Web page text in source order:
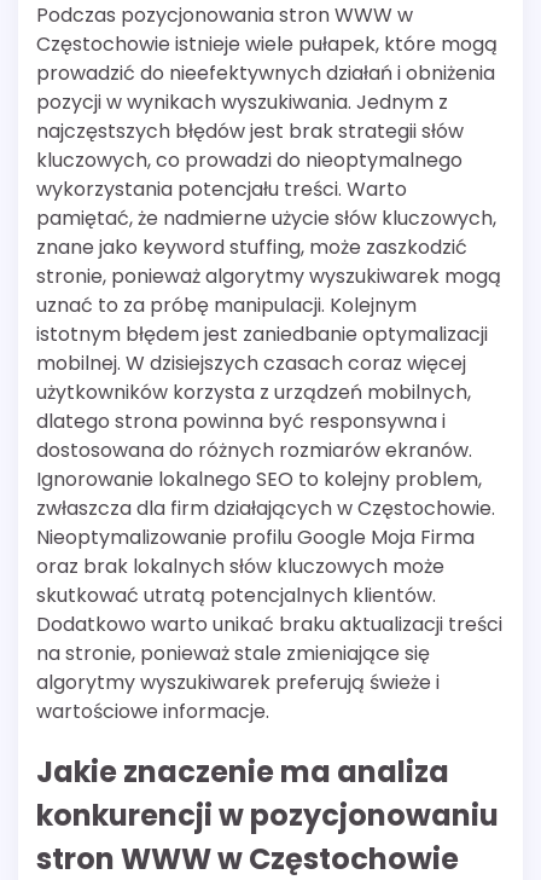
Podczas pozycjonowania stron WWW w
Częstochowie istnieje wiele pułapek, które mogą
prowadzić do nieefektywnych działań i obniżenia
pozycji w wynikach wyszukiwania. Jednym z
najczęstszych błędów jest brak strategii słów
kluczowych, co prowadzi do nieoptymalnego
wykorzystania potencjału treści. Warto
pamiętać, że nadmierne użycie słów kluczowych,
znane jako keyword stuffing, może zaszkodzić
stronie, ponieważ algorytmy wyszukiwarek mogą
uznać to za próbę manipulacji. Kolejnym
istotnym błędem jest zaniedbanie optymalizacji
mobilnej. W dzisiejszych czasach coraz więcej
użytkowników korzysta z urządzeń mobilnych,
dlatego strona powinna być responsywna i
dostosowana do różnych rozmiarów ekranów.
Ignorowanie lokalnego SEO to kolejny problem,
zwłaszcza dla firm działających w Częstochowie.
Nieoptymalizowanie profilu Google Moja Firma
oraz brak lokalnych słów kluczowych może
skutkować utratą potencjalnych klientów.
Dodatkowo warto unikać braku aktualizacji treści
na stronie, ponieważ stale zmieniające się
algorytmy wyszukiwarek preferują świeże i
wartościowe informacje.
Jakie znaczenie ma analiza
konkurencji w pozycjonowaniu
stron WWW w Częstochowie